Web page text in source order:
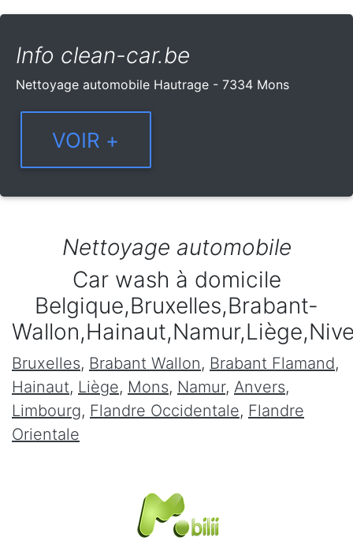
Info clean-car.be
Nettoyage automobile Hautrage - 7334 Mons
Nettoyage automobile
Car wash à domicile
Belgique,Bruxelles,Brabant-
Bruxelles, Brabant Wallon, Brabant Flamand,
Hainaut, Liège, Mons, Namur, Anvers,
Limbourg, Flandre Occidentale, Flandre
Orientale